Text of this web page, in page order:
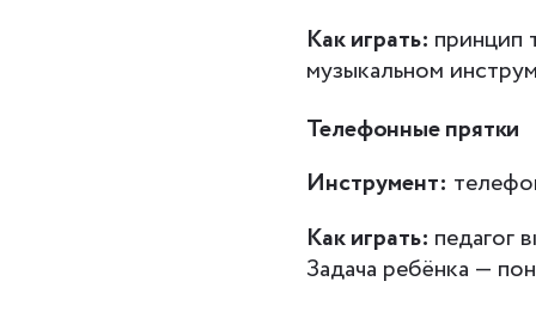
Как играть: принцип
музыкальном
Телефонные прятки
Инструмент:
Как играть: педагог
Задача ребёнка —